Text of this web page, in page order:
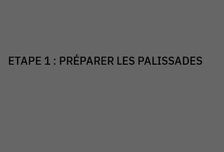
ETAPE 1 : PRÉPARER LES PALISSADES